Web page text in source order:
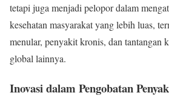
tetapi juga menjadi pelopor dalam
kesehatan masyarakat yang lebih luas,
menular, penyakit kronis, dan tantangan
global lainnya.
Inovasi dalam Pengobatan